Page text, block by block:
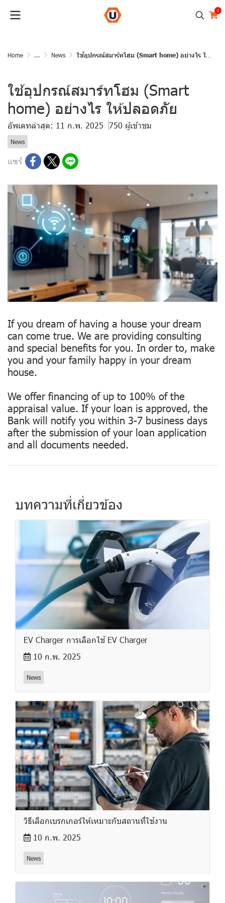
0
Home ... News ใช้อุปกรณ์สมาร์ทโฮม (Smart home) อย่างไร ให้ปลอดภัย
ใช้อุปกรณ์สมาร์ทโฮม (Smart
home) อย่างไร ให้ปลอดภัย
อัพเดทล่าสุด: 11 ก.พ. 2025 750 ผู้เข้าชม
News
แชร์
If you dream of having a house your dream
can come true. We are providing consulting
and special benefits for you. In order to, make
you and your family happy in your dream
house.
We offer financing of up to 100% of the
appraisal value. If your loan is approved, the
Bank will notify you within 3-7 business days
after the submission of your loan application
and all documents needed.
บทความที่เกี่ยวข้อง
EV Charger การเลือกใช้ EV Charger
10 ก.พ. 2025
News
วิธีเลือกเบรกเกอร์ให้เหมาะกับสถานที่ใช้งาน
10 ก.พ. 2025
News